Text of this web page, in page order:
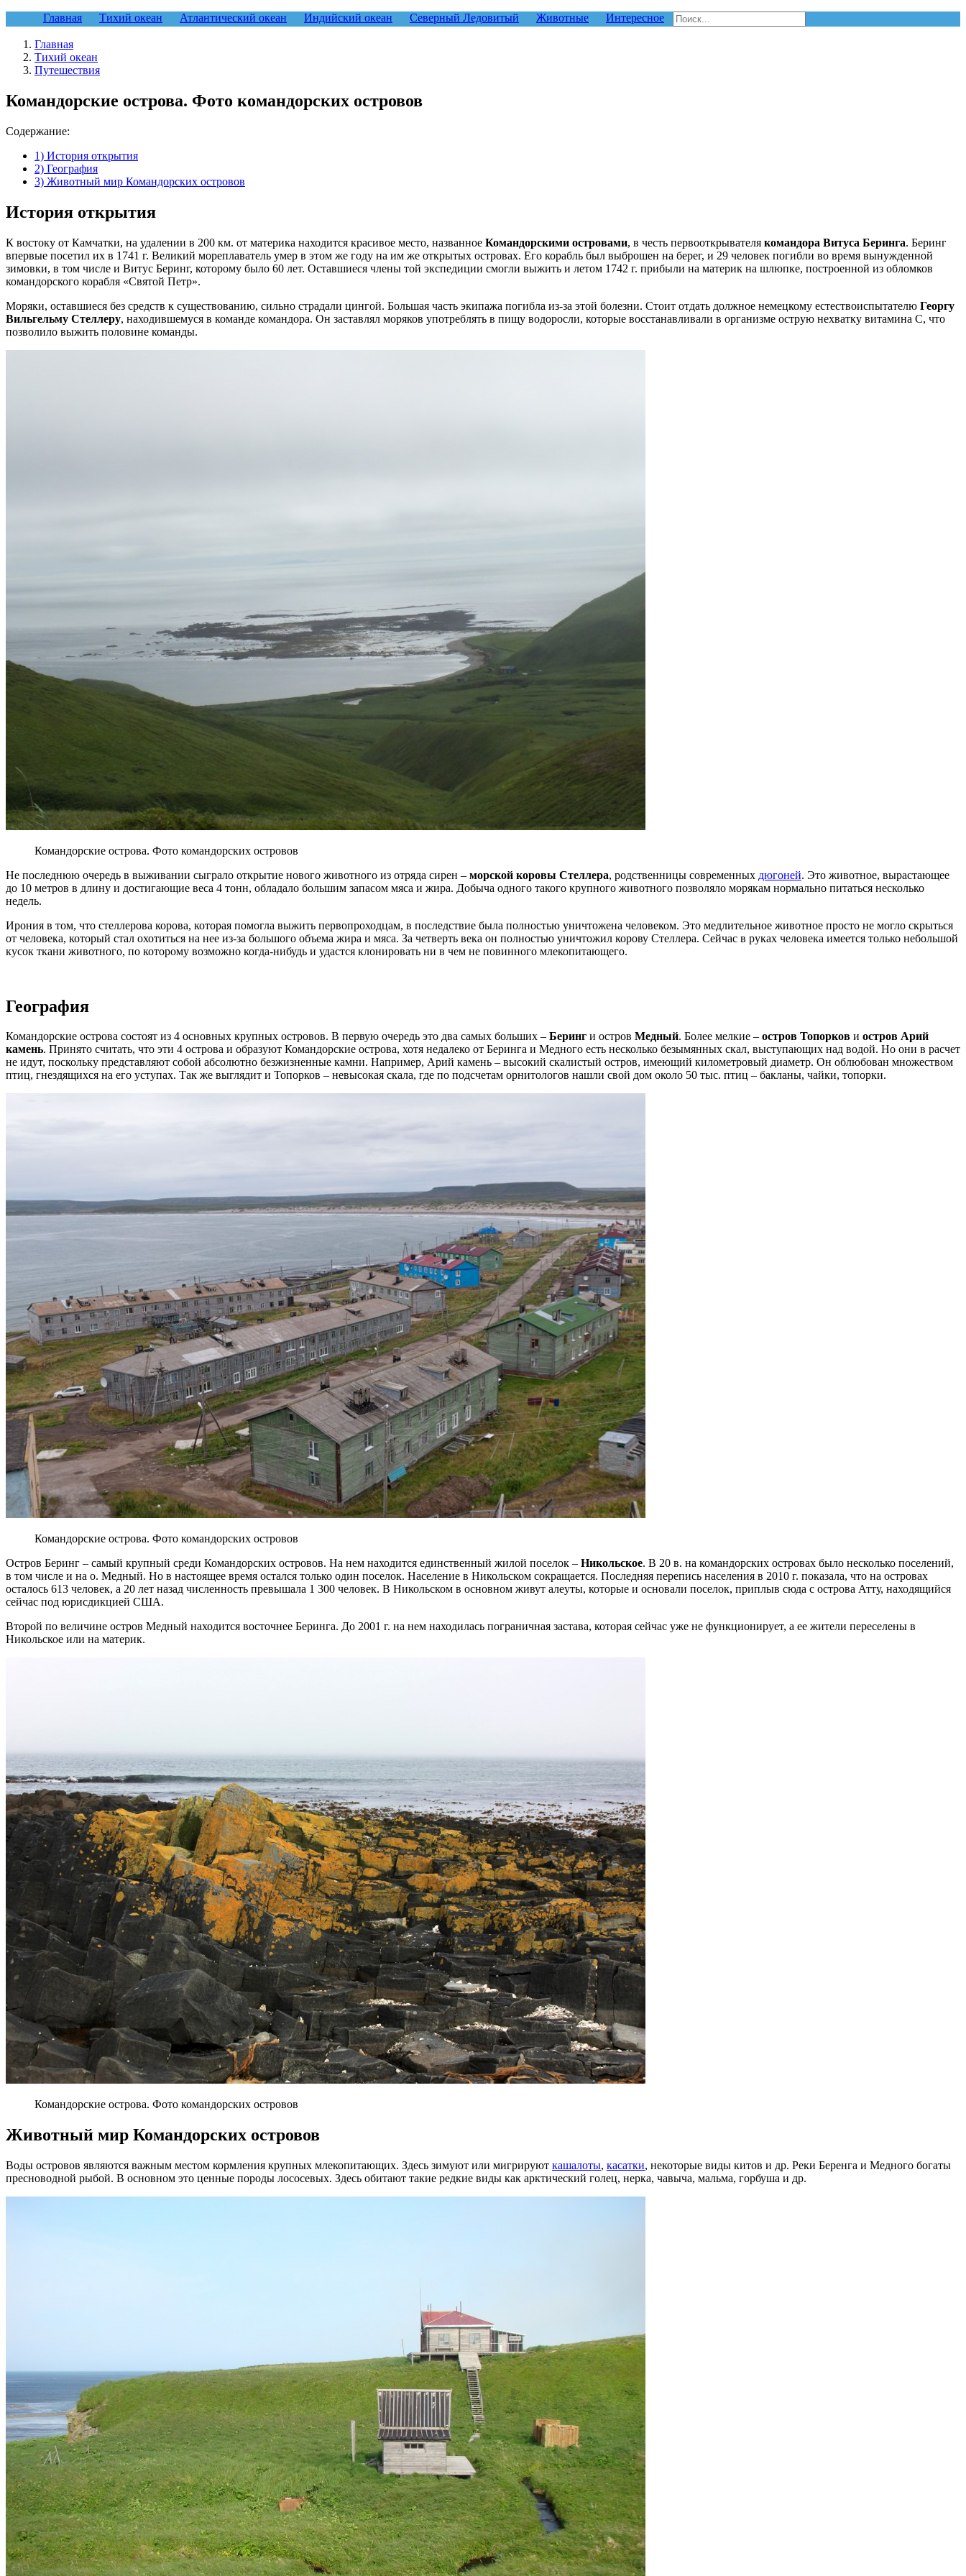
Главная Тихий океан Атлантический океан Индийский океан Северный Ледовитый Животные Интересное
Главная
Тихий океан
Путешествия
Командорские острова. Фото командорских островов
Содержание:
1) История открытия
2) География
3) Животный мир Командорских островов
История открытия
К востоку от Камчатки, на удалении в 200 км. от материка находится красивое место, названное Командорскими островами, в честь первооткрывателя командора Витуса Беринга. Беринг
впервые посетил их в 1741 г. Великий мореплаватель умер в этом же году на им же открытых островах. Его корабль был выброшен на берег, и 29 человек погибли во время вынужденной
зимовки, в том числе и Витус Беринг, которому было 60 лет. Оставшиеся члены той экспедиции смогли выжить и летом 1742 г. прибыли на материк на шлюпке, построенной из обломков
командорского корабля «Святой Петр».
Моряки, оставшиеся без средств к существованию, сильно страдали цингой. Большая часть экипажа погибла из-за этой болезни. Стоит отдать должное немецкому естествоиспытателю Георгу
Вильгельму Стеллеру, находившемуся в команде командора. Он заставлял моряков употреблять в пищу водоросли, которые восстанавливали в организме острую нехватку витамина C, что
позволило выжить половине команды.
Командорские острова. Фото командорских островов
Не последнюю очередь в выживании сыграло открытие нового животного из отряда сирен – морской коровы Стеллера, родственницы современных дюгоней. Это животное, вырастающее
до 10 метров в длину и достигающие веса 4 тонн, обладало большим запасом мяса и жира. Добыча одного такого крупного животного позволяло морякам нормально питаться несколько
недель.
Ирония в том, что стеллерова корова, которая помогла выжить первопроходцам, в последствие была полностью уничтожена человеком. Это медлительное животное просто не могло скрыться
от человека, который стал охотиться на нее из-за большого объема жира и мяса. За четверть века он полностью уничтожил корову Стеллера. Сейчас в руках человека имеется только небольшой
кусок ткани животного, по которому возможно когда-нибудь и удастся клонировать ни в чем не повинного млекопитающего.
География
Командорские острова состоят из 4 основных крупных островов. В первую очередь это два самых больших – Беринг и остров Медный. Более мелкие – остров Топорков и остров Арий
камень. Принято считать, что эти 4 острова и образуют Командорские острова, хотя недалеко от Беринга и Медного есть несколько безымянных скал, выступающих над водой. Но они в расчет
не идут, поскольку представляют собой абсолютно безжизненные камни. Например, Арий камень – высокий скалистый остров, имеющий километровый диаметр. Он облюбован множеством
птиц, гнездящихся на его уступах. Так же выглядит и Топорков – невысокая скала, где по подсчетам орнитологов нашли свой дом около 50 тыс. птиц – бакланы, чайки, топорки.
Командорские острова. Фото командорских островов
Остров Беринг – самый крупный среди Командорских островов. На нем находится единственный жилой поселок – Никольское. В 20 в. на командорских островах было несколько поселений,
в том числе и на о. Медный. Но в настоящее время остался только один поселок. Население в Никольском сокращается. Последняя перепись населения в 2010 г. показала, что на островах
осталось 613 человек, а 20 лет назад численность превышала 1 300 человек. В Никольском в основном живут алеуты, которые и основали поселок, приплыв сюда с острова Атту, находящийся
сейчас под юрисдикцией США.
Второй по величине остров Медный находится восточнее Беринга. До 2001 г. на нем находилась пограничная застава, которая сейчас уже не функционирует, а ее жители переселены в
Никольское или на материк.
Командорские острова. Фото командорских островов
Животный мир Командорских островов
Воды островов являются важным местом кормления крупных млекопитающих. Здесь зимуют или мигрируют кашалоты, касатки, некоторые виды китов и др. Реки Беренга и Медного богаты
пресноводной рыбой. В основном это ценные породы лососевых. Здесь обитают такие редкие виды как арктический голец, нерка, чавыча, мальма, горбуша и др.